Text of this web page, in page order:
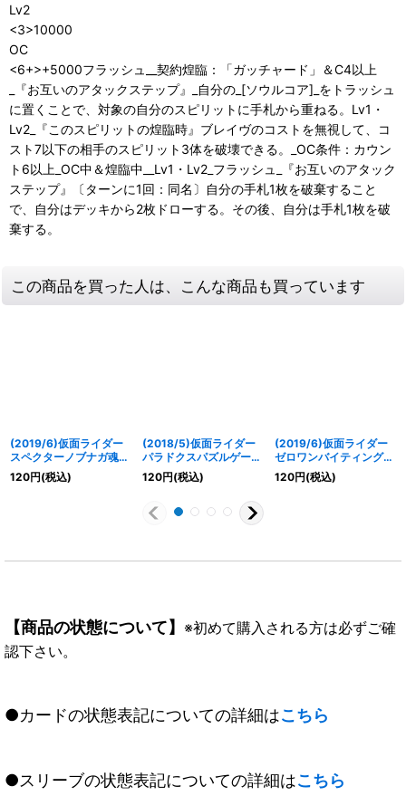
Lv2
<3>10000
OC
<6+>+5000フラッシュ__契約煌臨：「ガッチャード」＆C4以上
_『お互いのアタックステップ』_自分の_[ソウルコア]_をトラッシュ
に置くことで、対象の自分のスピリットに手札から重ねる。Lv1・
Lv2_『このスピリットの煌臨時』ブレイヴのコストを無視して、コ
スト7以下の相手のスピリット3体を破壊できる。_OC条件：カウン
ト6以上_OC中＆煌臨中__Lv1・Lv2_フラッシュ_『お互いのアタック
ステップ』〔ターンに1回：同名〕自分の手札1枚を破棄すること
で、自分はデッキから2枚ドローする。その後、自分は手札1枚を破
棄する。
この商品を買った人は、こんな商品も買っています
(2019/6)仮面ライダー
スペクターノブナガ魂
【C】{CB10-032}
《紫》
120円(税込)
(2018/5)仮面ライダー
パラドクスパズルゲーマ
ーレベル50【R】
{CB06-058}《白》
120円(税込)
(2019/6)仮面ライダー
ゼロワンバイティングシ
ャーク【C】{CB10-
046}《緑》
120円(税込)
【商品の状態について】 ※初めて購入される方は必ずご確
認下さい。
●カードの状態表記についての詳細はこちら
●スリーブの状態表記についての詳細はこちら